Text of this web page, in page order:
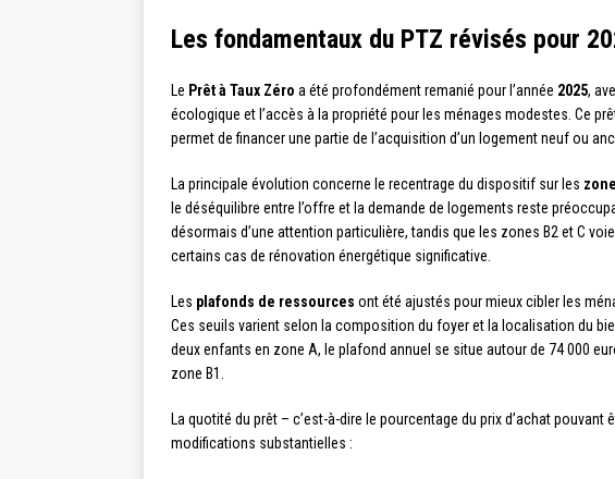
Les fondamentaux du PTZ révisés pour
Le Prêt à Taux Zéro a été profondément remanié pour l’année 2025,
écologique et l’accès à la propriété pour les ménages modestes. Ce
permet de financer une partie de l’acquisition d’un logement neuf ou
La principale évolution concerne le recentrage du dispositif sur les
le déséquilibre entre l’offre et la demande de logements reste
désormais d’une attention particulière, tandis que les zones B2 et C
certains cas de rénovation énergétique significative.
Les plafonds de ressources ont été ajustés pour mieux cibler les
Ces seuils varient selon la composition du foyer et la localisation du
deux enfants en zone A, le plafond annuel se situe autour de 74 000
zone B1.
La quotité du prêt – c’est-à-dire le pourcentage du prix d’achat pouvant
modifications substantielles :